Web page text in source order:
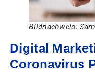
Bildnachweis:
Digital
Coronavirus